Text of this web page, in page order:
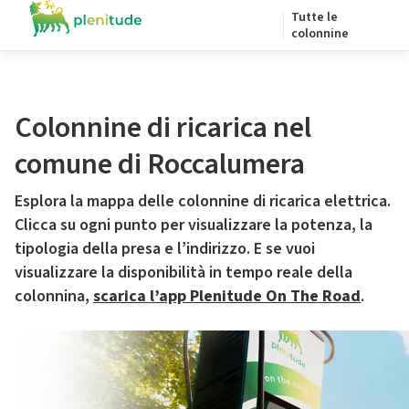
Tutte le
colonnine
Colonnine di ricarica nel
comune di Roccalumera
Esplora la mappa delle colonnine di ricarica elettrica.
Clicca su ogni punto per visualizzare la potenza, la
tipologia della presa e l’indirizzo. E se vuoi
visualizzare la disponibilità in tempo reale della
colonnina, scarica l’app Plenitude On The Road.